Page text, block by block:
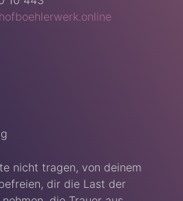
nicht tragen, von deinem
dir die Last der